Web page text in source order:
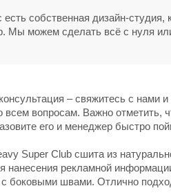
есть собственная дизайн-
Мы можем сделать всё с нуля
– свяжитесь с нами
всем вопросам. Важно отметить,
его и менеджер быстро
Super Club сшита из
нанесения рекламной
с боковыми швами. Отлично